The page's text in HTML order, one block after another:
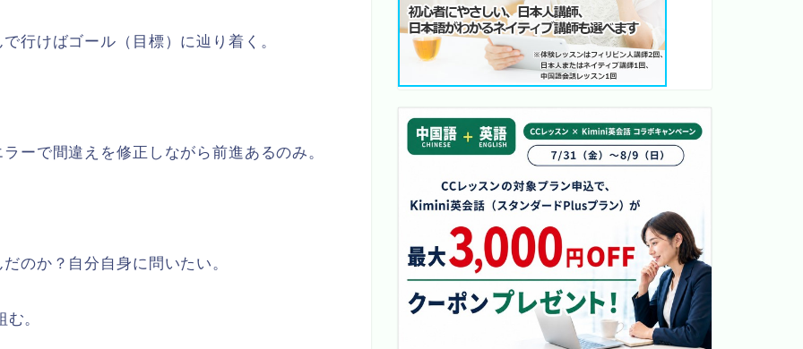
行けばゴール（目標）に辿り着く。
ーで間違えを修正しながら前進あるのみ。
のか？自分自身に問いたい。
。